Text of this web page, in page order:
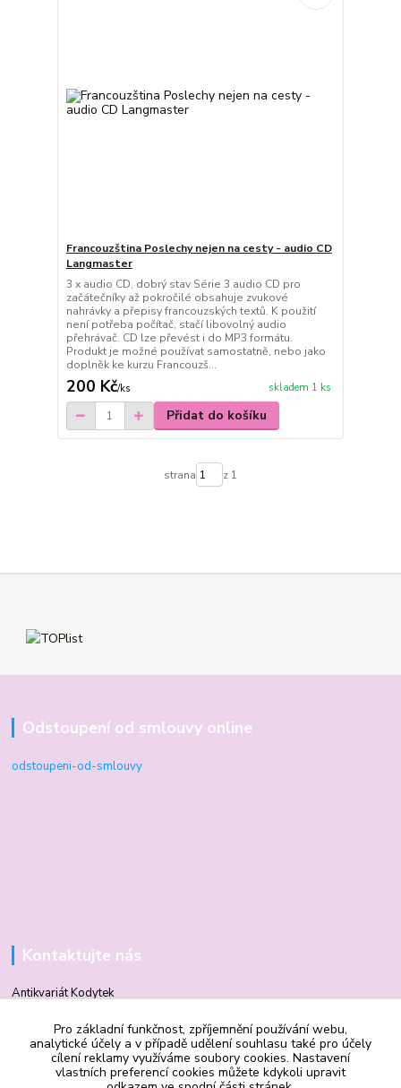
Francouzština Poslechy nejen na cesty - audio CD
Langmaster
3 x audio CD, dobrý stav Série 3 audio CD pro
začátečníky až pokročilé obsahuje zvukové
nahrávky a přepisy francouzských textů. K použití
není potřeba počítač, stačí libovolný audio
přehrávač. CD lze převést i do MP3 formátu.
Produkt je možné používat samostatně, nebo jako
doplněk ke kurzu Francouzš...
200 Kč/ks skladem 1 ks
Přidat do košíku
strana z 1
Odstoupení od smlouvy online
odstoupeni-od-smlouvy
Kontaktujte nás
Antikvariát Kodytek
Mgr. Vilma Kodytková
+420 602 506 510
Pro základní funkčnost, zpříjemnění používání webu,
analytické účely a v případě udělení souhlasu také pro účely
cílení reklamy využíváme soubory cookies. Nastavení
vlastních preferencí cookies můžete kdykoli upravit